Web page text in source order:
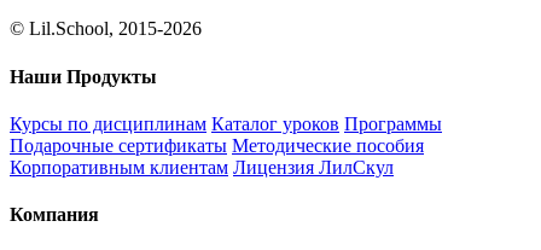
© Lil.School, 2015‐2026
Наши Продукты
Курсы по дисциплинам Каталог уроков Программы
Подарочные сертификаты Методические пособия
Корпоративным клиентам Лицензия ЛилСкул
Компания